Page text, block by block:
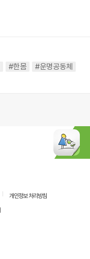
#한몸 #운명공동체
개인정보 처리방침